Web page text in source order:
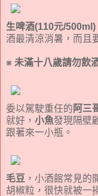
生啤酒(110元/500ml)
酒最清涼消暑，而且
※ 未滿十八歲請勿飲
委以駕駛重任的 阿三
就好， 小魚發現隔壁
跟著來一小瓶。
毛豆 ，小酒館常見的
胡椒粒，很快就被一